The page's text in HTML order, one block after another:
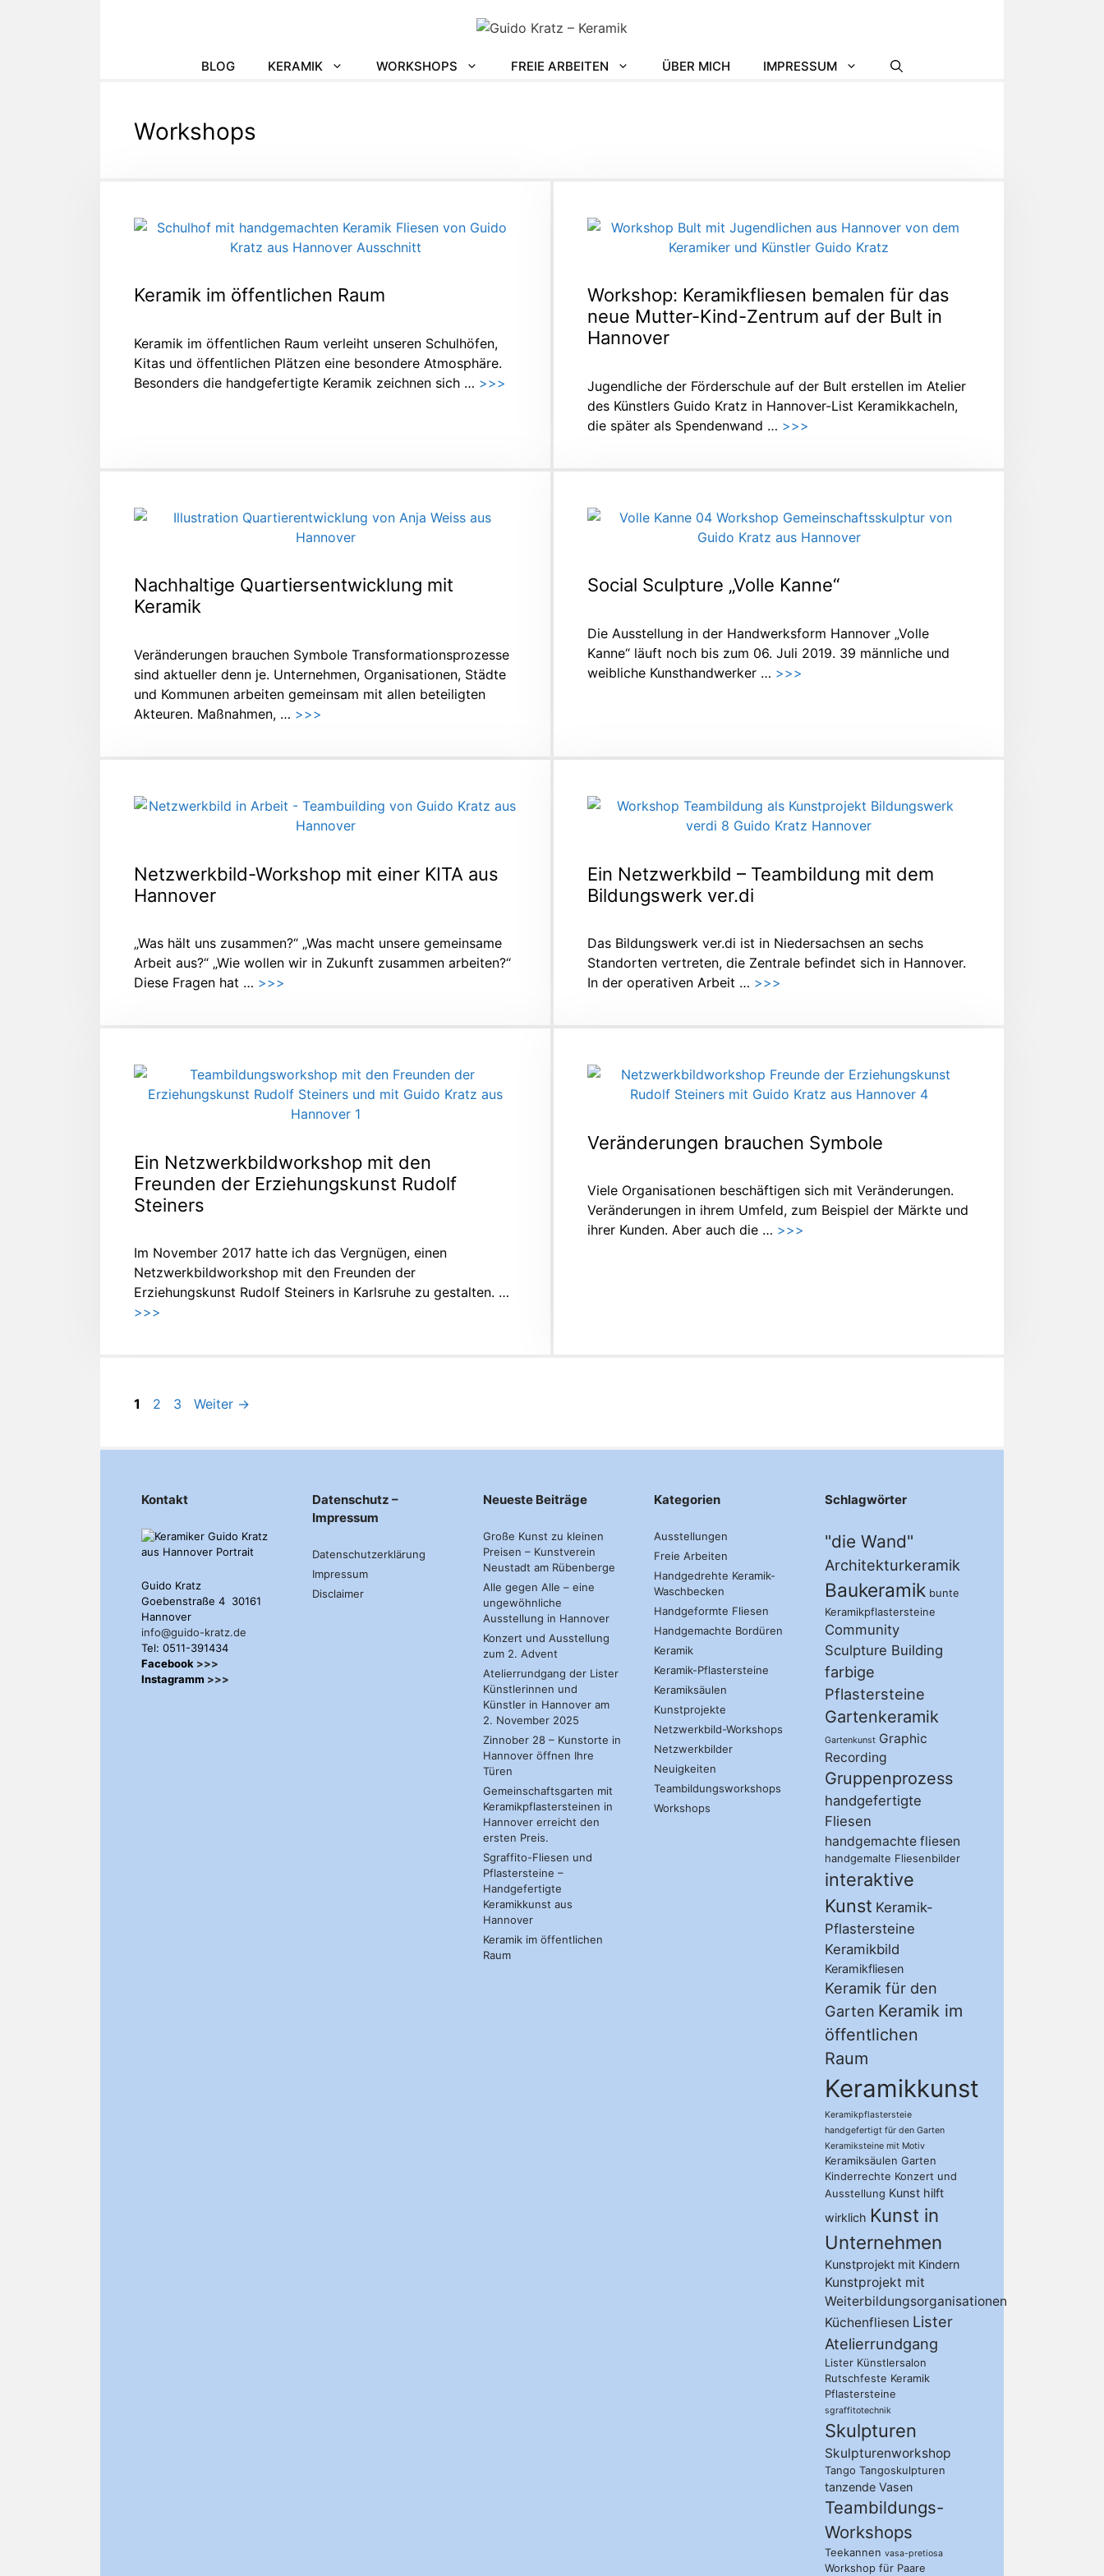
BLOG KERAMIK WORKSHOPS FREIE ARBEITEN ÜBER MICH IMPRESSUM
Workshops
Keramik im öffentlichen Raum
Keramik im öffentlichen Raum verleiht unseren Schulhöfen,
Kitas und öffentlichen Plätzen eine besondere Atmosphäre.
Besonders die handgefertigte Keramik zeichnen sich … >>>
Workshop: Keramikfliesen bemalen für das
neue Mutter-Kind-Zentrum auf der Bult in
Hannover
Jugendliche der Förderschule auf der Bult erstellen im Atelier
des Künstlers Guido Kratz in Hannover-List Keramikkacheln,
die später als Spendenwand … >>>
Nachhaltige Quartiersentwicklung mit
Keramik
Veränderungen brauchen Symbole Transformationsprozesse
sind aktueller denn je. Unternehmen, Organisationen, Städte
und Kommunen arbeiten gemeinsam mit allen beteiligten
Akteuren. Maßnahmen, … >>>
Social Sculpture „Volle Kanne“
Die Ausstellung in der Handwerksform Hannover „Volle
Kanne“ läuft noch bis zum 06. Juli 2019. 39 männliche und
weibliche Kunsthandwerker … >>>
Netzwerkbild-Workshop mit einer KITA aus
Hannover
„Was hält uns zusammen?“ „Was macht unsere gemeinsame
Arbeit aus?“ „Wie wollen wir in Zukunft zusammen arbeiten?“
Diese Fragen hat … >>>
Ein Netzwerkbild – Teambildung mit dem
Bildungswerk ver.di
Das Bildungswerk ver.di ist in Niedersachsen an sechs
Standorten vertreten, die Zentrale befindet sich in Hannover.
In der operativen Arbeit … >>>
Ein Netzwerkbildworkshop mit den
Freunden der Erziehungskunst Rudolf
Steiners
Im November 2017 hatte ich das Vergnügen, einen
Netzwerkbildworkshop mit den Freunden der
Erziehungskunst Rudolf Steiners in Karlsruhe zu gestalten. …
>>>
Veränderungen brauchen Symbole
Viele Organisationen beschäftigen sich mit Veränderungen.
Veränderungen in ihrem Umfeld, zum Beispiel der Märkte und
ihrer Kunden. Aber auch die … >>>
Seite
1 Seite
2 Seite
3 Weiter →
Kontakt
Guido Kratz
Goebenstraße 4 30161
Hannover
info@guido-kratz.de
Tel: 0511-391434
Facebook >>>
Instagramm >>>
Datenschutz –
Impressum
Datenschutzerklärung
Impressum
Disclaimer
Neueste Beiträge
Große Kunst zu kleinen
Preisen – Kunstverein
Neustadt am Rübenberge
Alle gegen Alle – eine
ungewöhnliche
Ausstellung in Hannover
Konzert und Ausstellung
zum 2. Advent
Atelierrundgang der Lister
Künstlerinnen und
Künstler in Hannover am
2. November 2025
Zinnober 28 – Kunstorte in
Hannover öffnen Ihre
Türen
Gemeinschaftsgarten mit
Keramikpflastersteinen in
Hannover erreicht den
ersten Preis.
Sgraffito-Fliesen und
Pflastersteine –
Handgefertigte
Keramikkunst aus
Hannover
Keramik im öffentlichen
Raum
Kategorien
Ausstellungen
Freie Arbeiten
Handgedrehte Keramik-
Waschbecken
Handgeformte Fliesen
Handgemachte Bordüren
Keramik
Keramik-Pflastersteine
Keramiksäulen
Kunstprojekte
Netzwerkbild-Workshops
Netzwerkbilder
Neuigkeiten
Teambildungsworkshops
Workshops
Schlagwörter
"die Wand"
Architekturkeramik
Baukeramik bunte
Keramikpflastersteine
Community
Sculpture Building
farbige
Pflastersteine
Gartenkeramik
Gartenkunst Graphic
Recording
Gruppenprozess
handgefertigte
Fliesen
handgemachte fliesen
handgemalte Fliesenbilder
interaktive
Kunst Keramik-
Pflastersteine
Keramikbild
Keramikfliesen
Keramik für den
Garten Keramik im
öffentlichen
Raum
Keramikkunst
Keramikpflastersteie
handgefertigt für den Garten
Keramiksteine mit Motiv
Keramiksäulen Garten
Kinderrechte Konzert und
Ausstellung Kunst hilft
wirklich Kunst in
Unternehmen
Kunstprojekt mit Kindern
Kunstprojekt mit
Weiterbildungsorganisationen
Küchenfliesen Lister
Atelierrundgang
Lister Künstlersalon
Rutschfeste Keramik
Pflastersteine
sgraffitotechnik
Skulpturen
Skulpturenworkshop
Tango Tangoskulpturen
tanzende Vasen
Teambildungs-
Workshops
Teekannen vasa-pretiosa
Workshop für Paare